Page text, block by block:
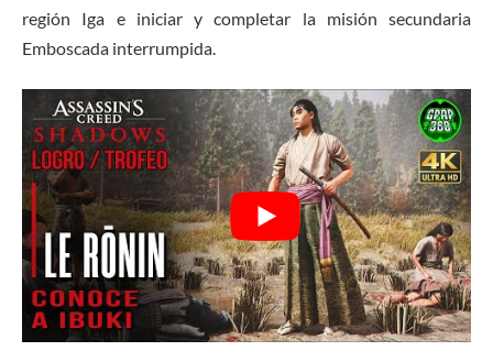
región Iga e iniciar y completar la misión secundaria
Emboscada interrumpida.